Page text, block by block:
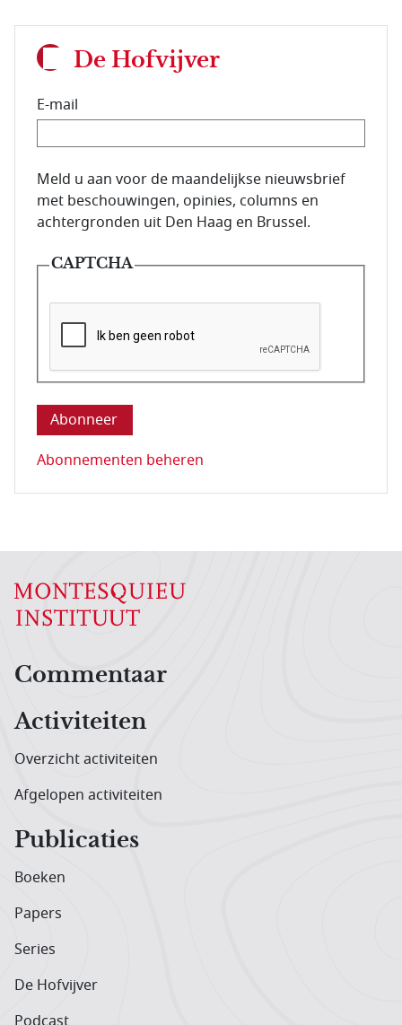
De Hofvijver
E-mail
E-mailadres van de abonnee.
Meld u aan voor de maandelijkse nieuwsbrief
met beschouwingen, opinies, columns en
achtergronden uit Den Haag en Brussel.
CAPTCHA
Deze vraag is om te controleren dat u een mens
Abonnementen beheren
Hoofdnavigatiemenu
Commentaar
Activiteiten
Overzicht activiteiten
Afgelopen activiteiten
Publicaties
Boeken
Papers
Series
De Hofvijver